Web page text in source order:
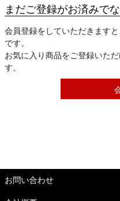
まだご登録がお済みで
会員登録をしていただきます
です。
お気に入り商品をご登録いた
す。
お問い合わせ